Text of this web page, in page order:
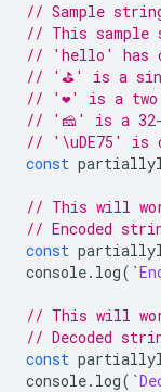
// Sample
// This sample
// 'hello' has
// '⛳' is a
// '❤️' is a two
// '🧀' is a 32-
// '\uDE75' is
const
// This will
// Encoded
const
console. log(`
// This will
// Decoded
const
console. log(`